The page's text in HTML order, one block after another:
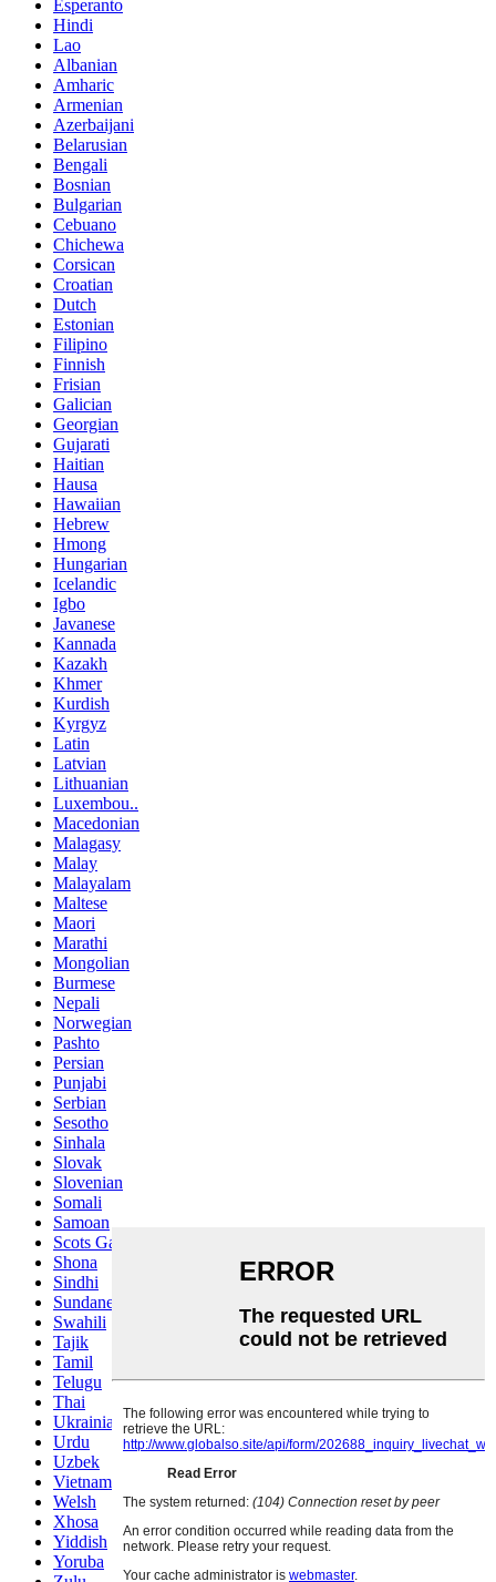
Esperanto
Hindi
Lao
Albanian
Amharic
Armenian
Azerbaijani
Belarusian
Bengali
Bosnian
Bulgarian
Cebuano
Chichewa
Corsican
Croatian
Dutch
Estonian
Filipino
Finnish
Frisian
Galician
Georgian
Gujarati
Haitian
Hausa
Hawaiian
Hebrew
Hmong
Hungarian
Icelandic
Igbo
Javanese
Kannada
Kazakh
Khmer
Kurdish
Kyrgyz
Latin
Latvian
Lithuanian
Luxembou..
Macedonian
Malagasy
Malay
Malayalam
Maltese
Maori
Marathi
Mongolian
Burmese
Nepali
Norwegian
Pashto
Persian
Punjabi
Serbian
Sesotho
Sinhala
Slovak
Slovenian
Somali
Samoan
Scots Gaelic
Shona
Sindhi
Sundanese
Swahili
Tajik
Tamil
Telugu
Thai
Ukrainian
Urdu
Uzbek
Vietnamese
Welsh
Xhosa
Yiddish
Yoruba